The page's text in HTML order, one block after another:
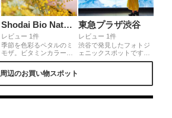
Shodai Bio Nature NEWoMan新宿店
レビュー 1件
季節を色彩るペタルのミ
モザ。ビタミンカラーが
明るく春気分にさせてく
れる華やかなオーガニッ
クチョコレートです。季
節やイベントごとに彩り
るので要チェックです♡
東急プラザ渋谷
レビュー 1件
渋谷で発見したフォトジ
ェニックスポットです📸
渋谷駅直結の東急プラザ
ットではありません。な
wifiが利用できる便利スポ
周辺のお買い物スポット